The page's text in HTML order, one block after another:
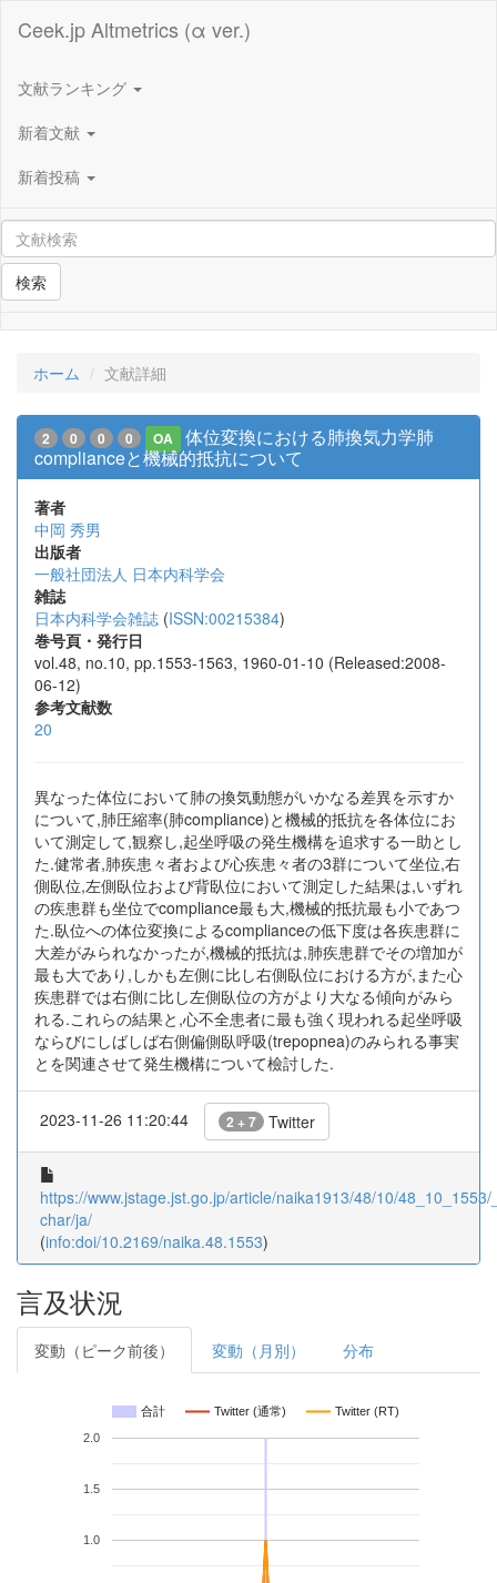
Ceek.jp Altmetrics (α ver.)
文献ランキング
新着文献
新着投稿
検索
ホーム 文献詳細
2 0 0 0 OA
体位変換における肺換気力学肺
complianceと機械的抵抗について
著者
中岡 秀男
出版者
一般社団法人 日本内科学会
雑誌
日本内科学会雑誌 (ISSN:00215384)
巻号頁・発行日
vol.48, no.10, pp.1553-1563, 1960-01-10 (Released:2008-
06-12)
参考文献数
20
異なった体位において肺の換気動態がいかなる差異を示すか
について,肺圧縮率(肺compliance)と機械的抵抗を各体位にお
いて測定して,観察し,起坐呼吸の発生機構を追求する一助とし
た.健常者,肺疾患々者および心疾患々者の3群について坐位,右
側臥位,左側臥位および背臥位において測定した結果は,いずれ
の疾患群も坐位でcompliance最も大,機械的抵抗最も小であつ
た.臥位への体位変換によるcomplianceの低下度は各疾患群に
大差がみられなかったが,機械的抵抗は,肺疾患群でその増加が
最も大であり,しかも左側に比し右側臥位における方が,また心
疾患群では右側に比し左側臥位の方がより大なる傾向がみら
れる.これらの結果と,心不全患者に最も強く現われる起坐呼吸
ならびにしばしば右側偏側臥呼吸(trepopnea)のみられる事実
とを関連させて発生機構について檢討した.
2023-11-26 11:20:44 2 + 7 Twitter
https://www.jstage.jst.go.jp/article/naika1913/48/10/48_10_1553/
char/ja/
(info:doi/10.2169/naika.48.1553)
言及状況
変動（ピーク前後） 変動（月別） 分布
合計 Twitter (通常) Twitter (RT)
1.0
1.5
2.0